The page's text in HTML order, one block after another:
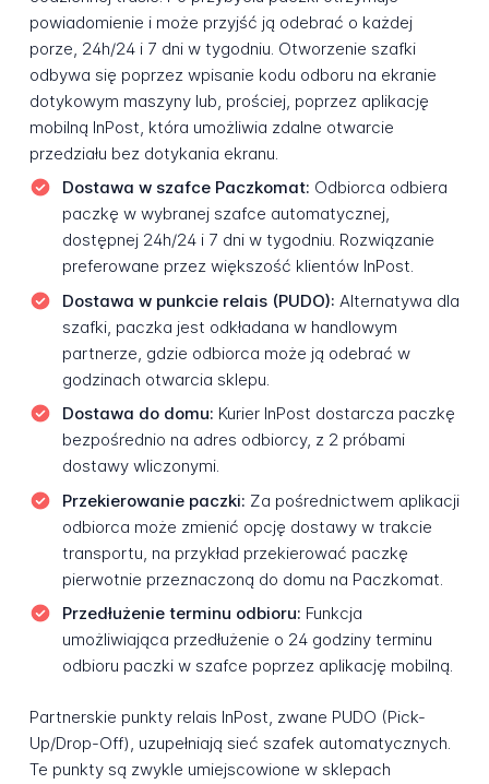
powiadomienie i może przyjść ją odebrać o każdej
porze, 24h/24 i 7 dni w tygodniu. Otworzenie szafki
odbywa się poprzez wpisanie kodu odboru na ekranie
dotykowym maszyny lub, prościej, poprzez aplikację
mobilną InPost, która umożliwia zdalne otwarcie
przedziału bez dotykania ekranu.
Dostawa w szafce Paczkomat: Odbiorca odbiera
paczkę w wybranej szafce automatycznej,
dostępnej 24h/24 i 7 dni w tygodniu. Rozwiązanie
preferowane przez większość klientów InPost.
Dostawa w punkcie relais (PUDO): Alternatywa dla
szafki, paczka jest odkładana w handlowym
partnerze, gdzie odbiorca może ją odebrać w
godzinach otwarcia sklepu.
Dostawa do domu: Kurier InPost dostarcza paczkę
bezpośrednio na adres odbiorcy, z 2 próbami
dostawy wliczonymi.
Przekierowanie paczki: Za pośrednictwem aplikacji
odbiorca może zmienić opcję dostawy w trakcie
transportu, na przykład przekierować paczkę
pierwotnie przeznaczoną do domu na Paczkomat.
Przedłużenie terminu odbioru: Funkcja
umożliwiająca przedłużenie o 24 godziny terminu
odbioru paczki w szafce poprzez aplikację mobilną.
Partnerskie punkty relais InPost, zwane PUDO (Pick-
Up/Drop-Off), uzupełniają sieć szafek automatycznych.
Te punkty są zwykle umiejscowione w sklepach